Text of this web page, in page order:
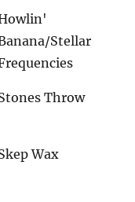
Stellar
Throw
Wax